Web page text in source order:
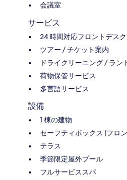
会議室
サービス
24 時間対応フロントデスク
ツアー / チケット案内
ドライクリーニング / ラン
荷物保管サービス
多言語サービス
設備
1 棟の建物
セーフティボックス (フロ
テラス
季節限定屋外プール
フルサービススパ